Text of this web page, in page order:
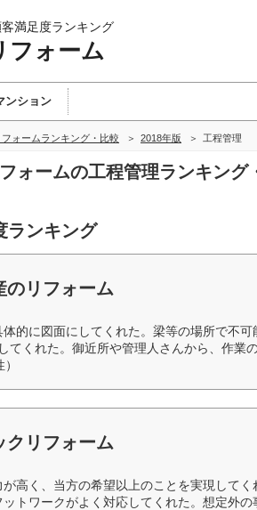
満足度ランキング
フォーム
ンション
ォームランキング・比較 2018年版 工程管理
ォームの工程管理ランキング
ランキング
のリフォーム
的に図面にしてくれた。梁等の場所で不
てくれた。御近所や管理人さんから、作業
クリフォーム
高く、当方の希望以上のことを実現して
トワークがよく対応してくれた。想定外